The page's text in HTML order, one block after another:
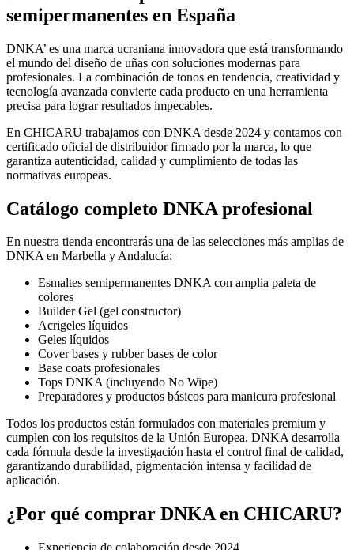
semipermanentes en España
DNKA’ es una marca ucraniana innovadora que está transformando
el mundo del diseño de uñas con soluciones modernas para
profesionales. La combinación de tonos en tendencia, creatividad y
tecnología avanzada convierte cada producto en una herramienta
precisa para lograr resultados impecables.
En CHICARU trabajamos con DNKA desde 2024 y contamos con
certificado oficial de distribuidor firmado por la marca, lo que
garantiza autenticidad, calidad y cumplimiento de todas las
normativas europeas.
Catálogo completo DNKA profesional
En nuestra tienda encontrarás una de las selecciones más amplias de
DNKA en Marbella y Andalucía:
Esmaltes semipermanentes DNKA con amplia paleta de
colores
Builder Gel (gel constructor)
Acrigeles líquidos
Geles líquidos
Cover bases y rubber bases de color
Base coats profesionales
Tops DNKA (incluyendo No Wipe)
Preparadores y productos básicos para manicura profesional
Todos los productos están formulados con materiales premium y
cumplen con los requisitos de la Unión Europea. DNKA desarrolla
cada fórmula desde la investigación hasta el control final de calidad,
garantizando durabilidad, pigmentación intensa y facilidad de
aplicación.
¿Por qué comprar DNKA en CHICARU?